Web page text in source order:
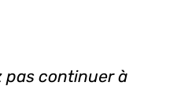
pas continuer à